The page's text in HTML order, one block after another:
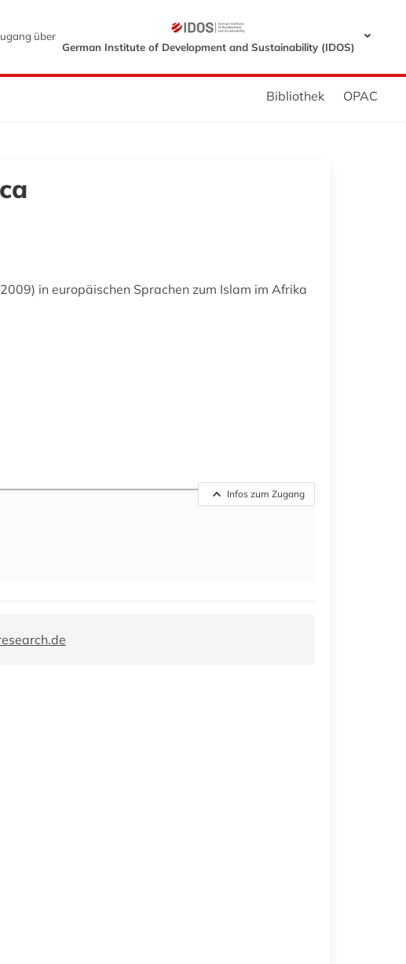
über
German Institute of Development and Sustainability (IDOS)
Bibliothek OPAC
in europäischen Sprachen zum Islam im Afrika
Infos zum Zugang